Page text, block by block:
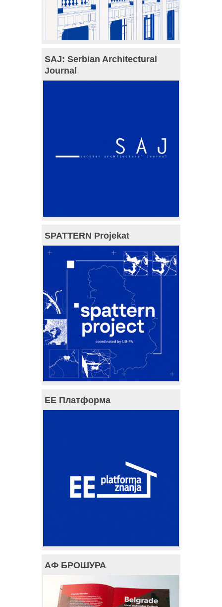
SAJ: Serbian Architectural
Journal
SPATTERN Projekat
ЕЕ Платформа
АФ БРОШУРА